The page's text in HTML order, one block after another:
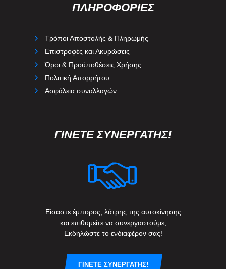
ΠΛΗΡΟΦΟΡΙΕΣ
Τρόποι Αποστολής & Πληρωμής
Επιστροφές και Ακυρώσεις
Όροι & Προϋποθέσεις Χρήσης
Πολιτική Απορρήτου
Ασφάλεια συναλλαγών
ΓΙΝΕΤΕ ΣΥΝΕΡΓΑΤΗΣ!
Είσαστε έμπορος, λάτρης της αυτοκίνησης
και επιθυμείτε να συνεργαστούμε;
Εκδηλώστε το ενδιαφέρον σας!
ΓΙΝΕΤΕ ΣΥΝΕΡΓΑΤΗΣ!